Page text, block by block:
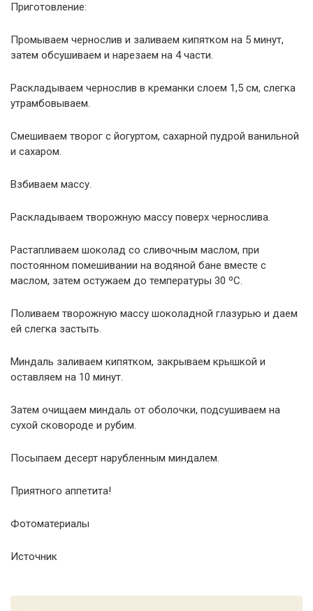
Приготовление:
Промываем чернослив и заливаем кипятком на 5 минут,
затем обсушиваем и нарезаем на 4 части.
Раскладываем чернослив в креманки слоем 1,5 см, слегка
утрамбовываем.
Смешиваем творог с йогуртом, сахарной пудрой ванильной
и сахаром.
Взбиваем массу.
Раскладываем творожную массу поверх чернослива.
Растапливаем шоколад со сливочным маслом, при
постоянном помешивании на водяной бане вместе с
маслом, затем остужаем до температуры 30 ºC.
Поливаем творожную массу шоколадной глазурью и даем
ей слегка застыть.
Миндаль заливаем кипятком, закрываем крышкой и
оставляем на 10 минут.
Затем очищаем миндаль от оболочки, подсушиваем на
сухой сковороде и рубим.
Посыпаем десерт нарубленным миндалем.
Приятного аппетита!
Фотоматериалы
Источник